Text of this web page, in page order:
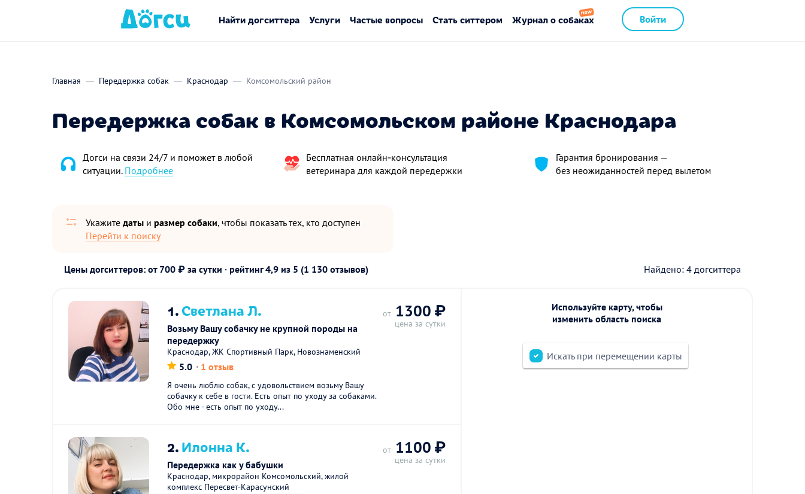
Войти
Найти догситтера Услуги Частые вопросы Стать ситтером Журнал о собаках
Главная Передержка собак Краснодар Комсомольский район
Передержка собак в Комсомольском районе Краснодара
Догси на связи 24/7 и поможет в любой
ситуации. Подробнее
Бесплатная онлайн‑консультация
ветеринара для каждой передержки
Гарантия бронирования —
без неожиданностей перед вылетом
Укажите даты и размер собаки, чтобы показать тех, кто доступен
Перейти к поиску
Цены догситтеров: от 700 ₽ за сутки · рейтинг4,9 из 5 (1 130 отзывов) Найдено: 4 догситтера
1.Светлана Л.
Возьму Вашу собачку не крупной породы на
передержку
Краснодар, ЖК Спортивный Парк, Новознаменский
5.0 1 отзыв
Я очень люблю собак, с удовольствием возьму Вашу
собачку к себе в гости. Есть опыт по уходу за собаками.
Обо мне - есть опыт по уходу...
от 1300 ₽
цена за сутки
2.Илонна К.
Передержка как у бабушки
Краснодар, микрорайон Комсомольский, жилой
комплекс Пересвет-Карасунский
от 1100 ₽
цена за сутки
Используйте карту, чтобы
изменить область поиска
Искать при перемещении карты